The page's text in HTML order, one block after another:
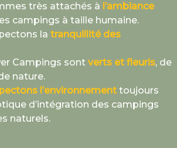
très attachés à l’ambiance
campings à taille humaine.
la tranquillité des
Campings sont verts et fleuris, de
nature.
l’environnementtoujours
d’intégration des campings
naturels.